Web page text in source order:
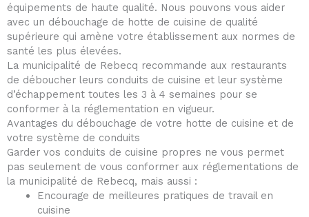
équipements de haute qualité. Nous pouvons vous aider
avec un débouchage de hotte de cuisine de qualité
supérieure qui amène votre établissement aux normes de
santé les plus élevées.
La municipalité de Rebecq recommande aux restaurants
de déboucher leurs conduits de cuisine et leur système
d’échappement toutes les 3 à 4 semaines pour se
conformer à la réglementation en vigueur.
Avantages du débouchage de votre hotte de cuisine et de
votre système de conduits
Garder vos conduits de cuisine propres ne vous permet
pas seulement de vous conformer aux réglementations de
la municipalité de Rebecq, mais aussi :
Encourage de meilleures pratiques de travail en
cuisine